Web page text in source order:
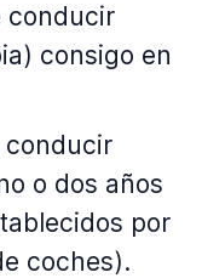
conducir
consigo en
conducir
o dos años
por
coches).